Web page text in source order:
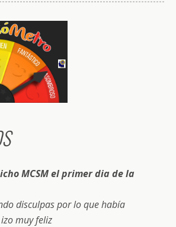
MCSM el primer dia de la
disculpas por lo que había
muy feliz